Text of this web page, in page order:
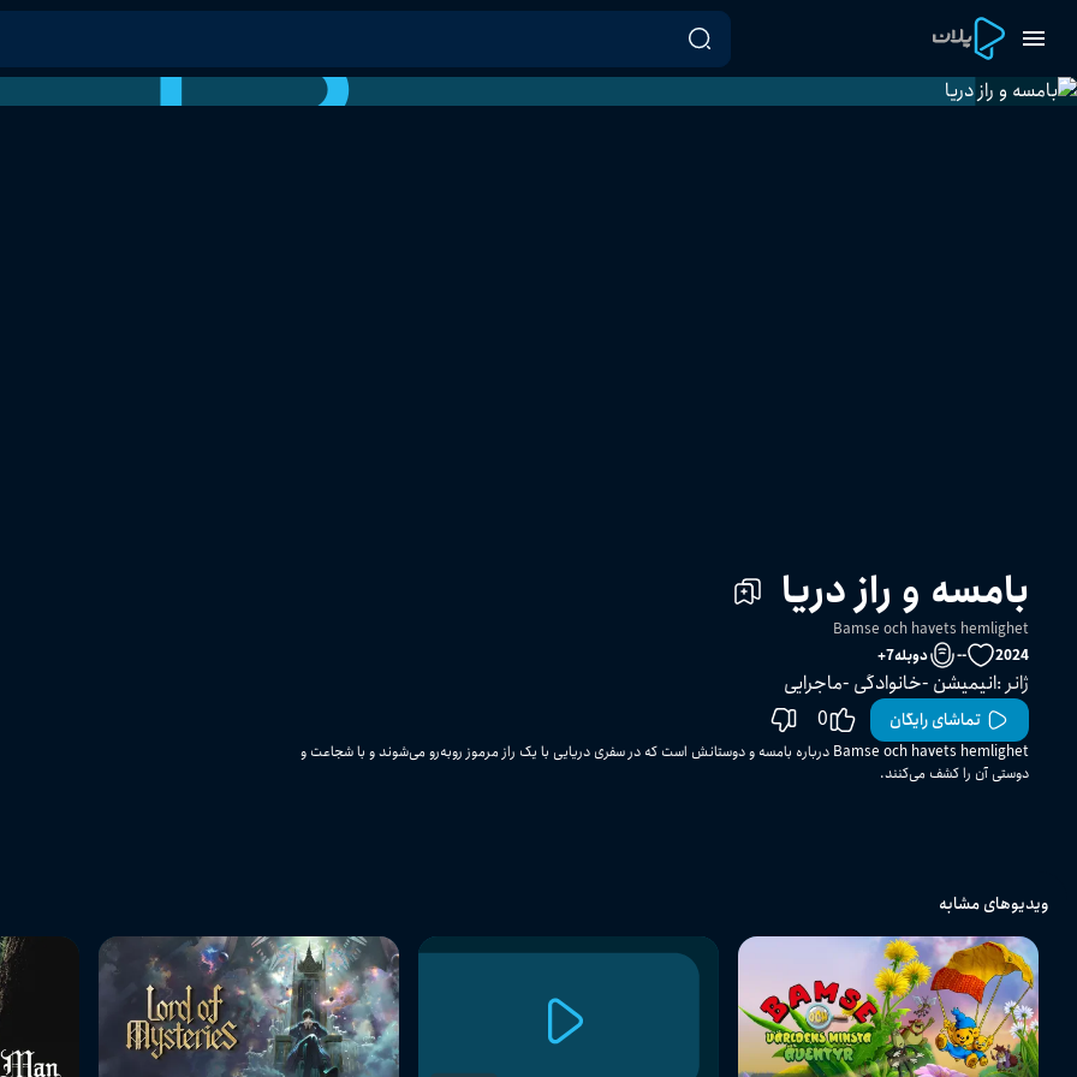
بامسه و راز دریا
Bamse och havets hemlighet
2024
-- دوبله7
+
ژانر:انیمیشن خانوادگی ماجرایی
تماشای رایگان 0
Bamse och havets hemlighet درباره بامسه و دوستانش است که در سفری دریایی با یک راز مرموز روبه‌رو می‌شوند و با شجاعت و
دوستی آن را کشف می‌کنند.
ویدیوهای مشابه